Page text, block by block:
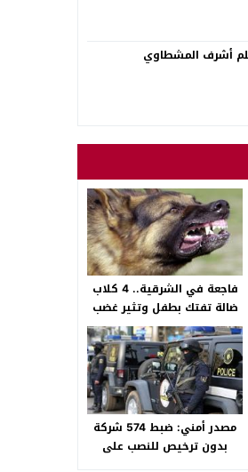
أشرف المشطاوي
فاجعة في الشرقية.. 4 كلاب
ضالة تفتك بطفل وتثير غضب
الأهالي بالصالحية الجديدة
مصدر أمني: ضبط 574 شركة
بدون ترخيص للنصب على